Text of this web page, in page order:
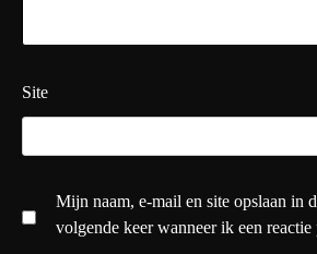
Site
Mijn naam, e-mail en site opslaan in
volgende keer wanneer ik een reactie